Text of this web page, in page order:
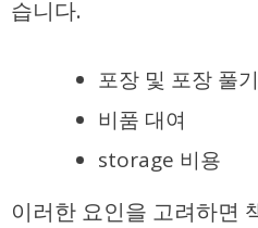
습니다.
포장 및 포장 풀
비품 대여
storage 비용
이러한 요인을 고려하면